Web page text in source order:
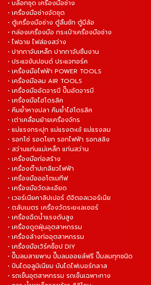
• บล็อกชุด เครื่องมือช่าง
• เครื่องมือช่างจัดชุด
• ตู้เครื่องมือช่าง ตู้ลิ้นชัก ตู้มีล้อ
• กล่องเครื่องมือ กระเป๋าเครื่องมือช่าง
• ไฟฉาย ไฟส่องสว่าง
• ปากกาจับเหล็ก ปากกาจับชิ้นงาน
• ประแจขันปอนด์ ประแจทอร์ค
• เครื่องมือไฟฟ้า POWER TOOLS
• เครื่องมือลม AIR TOOLS
• เครื่องมืออัดจารบี ปั๊มอัดจารบี
• เครื่องมือไฮโดรลิค
• คีมย้ำหางปลา คีมย้ำไฮโดรลิค
• เต่าเคลื่อนย้ายเครื่องจักร
• แม่แรงกระปุก แม่แรงตะเข้ แม่แรงลม
• รอกโซ่ รอดโยก รอกไฟฟ้า รอกสลิง
• สว่านแท่นแม่เหล็ก แท่นสว่าน
• เครื่องมือก่อสร้าง
• เครื่องต๊าปเกลียวไฟฟ้า
• เครื่องมือออโตเมทีฟ
• เครื่องมือวัดละเอียด
• เวอร์เนียคาลิปเปอร์ ดิจิตอลเวอร์เนีย
• ตลับเมตร เครื่องวัดระยะเลเซอร์
• เครื่องฉีดน้ำแรงดันสูง
• เครื่องดูดฝุ่นอุตสาหกรรม
• เครื่องล้างท่ออุตสาหกรรม
• เครื่องมือเวิร์คช็อป DIY
• ปั๊มลมสายพาน ปั๊มลมออยล์ฟรี ปั๊มลมทุกชนิด
• ปันไดอลูมิเนียม บันไดไฟเบอร์กลาส
• รถเข็นอุตสาหกรรม รถเข็นเฉพาะทาง